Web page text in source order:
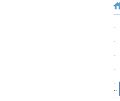
·
·
·
·
·
..